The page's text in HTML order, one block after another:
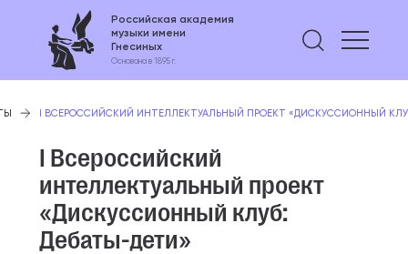
Российская академия
музыки имени
Гнесиных
Основана в 1895 г.
Найти
I ВСЕРОССИЙСКИЙ ИНТЕЛЛЕКТУАЛЬНЫЙ ПРОЕКТ «ДИСКУССИОННЫЙ
I Всероссийский
интеллектуальный проект
«Дискуссионный клуб:
Дебаты-дети»